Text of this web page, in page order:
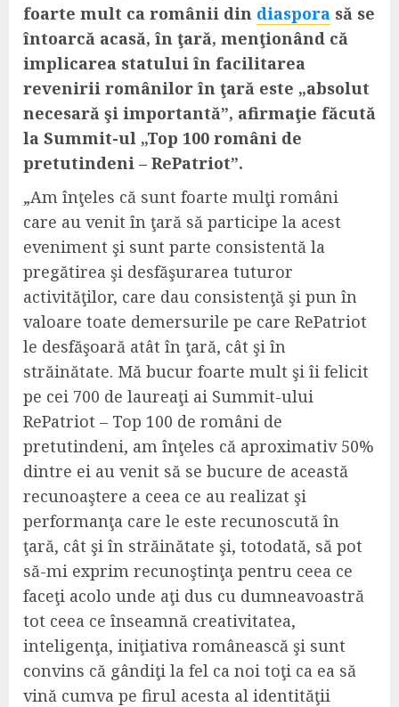
foarte mult ca românii din diaspora să se
întoarcă acasă, în ţară, menţionând că
implicarea statului în facilitarea
revenirii românilor în ţară este „absolut
necesară şi importantă”, afirmaţie făcută
la Summit-ul „Top 100 români de
pretutindeni – RePatriot”.
„Am înţeles că sunt foarte mulţi români
care au venit în ţară să participe la acest
eveniment şi sunt parte consistentă la
pregătirea şi desfăşurarea tuturor
activităţilor, care dau consistenţă şi pun în
valoare toate demersurile pe care RePatriot
le desfăşoară atât în ţară, cât şi în
străinătate. Mă bucur foarte mult şi îi felicit
pe cei 700 de laureaţi ai Summit-ului
RePatriot – Top 100 de români de
pretutindeni, am înţeles că aproximativ 50%
dintre ei au venit să se bucure de această
recunoaştere a ceea ce au realizat şi
performanţa care le este recunoscută în
ţară, cât şi în străinătate şi, totodată, să pot
să-mi exprim recunoştinţa pentru ceea ce
faceţi acolo unde aţi dus cu dumneavoastră
tot ceea ce înseamnă creativitatea,
inteligenţa, iniţiativa românească şi sunt
convins că gândiţi la fel ca noi toţi ca ea să
vină cumva pe firul acesta al identităţii